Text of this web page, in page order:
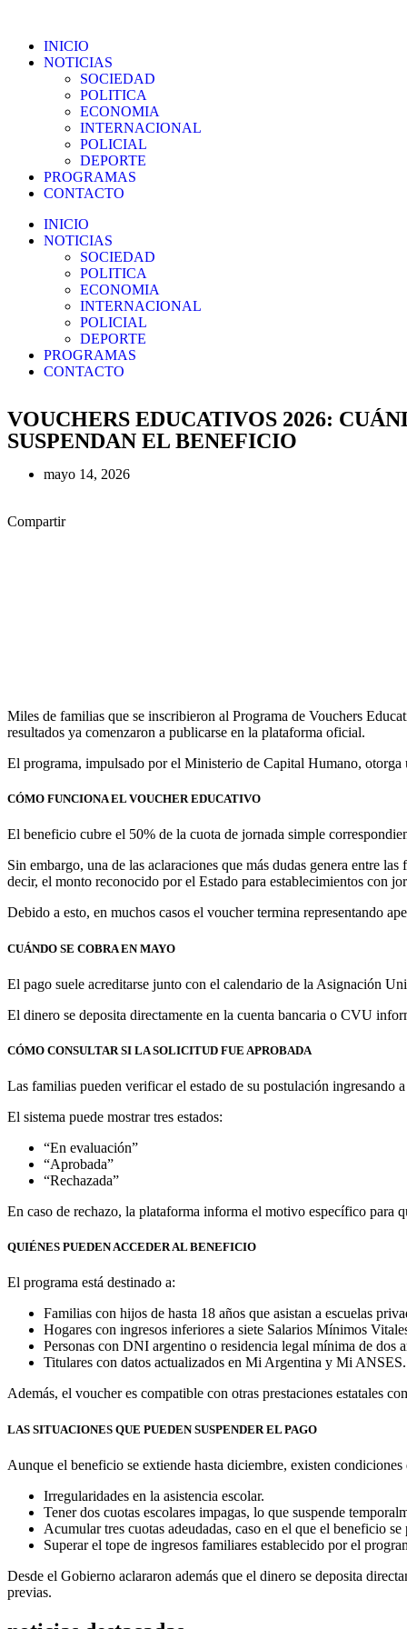
contenidoINICIO
NOTICIAS
SOCIEDAD
POLITICA
ECONOMIA
INTERNACIONAL
POLICIAL
DEPORTE
PROGRAMAS
CONTACTO
INICIO
NOTICIAS
SOCIEDAD
POLITICA
ECONOMIA
INTERNACIONAL
POLICIAL
DEPORTE
PROGRAMAS
CONTACTO
VOUCHERS EDUCATIVOS 2026:
SUSPENDAN EL BENEFICIO
mayo 14, 2026
Compartir
Miles de familias que se inscribieron al Programa de Vouchers
resultados ya comenzaron a publicarse en la plataforma oficial.
El programa, impulsado por el Ministerio de Capital Humano, otorga
CÓMO FUNCIONA EL VOUCHER EDUCATIVO
El beneficio cubre el 50% de la cuota de jornada simple
Sin embargo, una de las aclaraciones que más dudas genera entre
decir, el monto reconocido por el Estado para establecimientos con
Debido a esto, en muchos casos el voucher termina representando
CUÁNDO SE COBRA EN MAYO
El pago suele acreditarse junto con el calendario de la Asignación
El dinero se deposita directamente en la cuenta bancaria o CVU
CÓMO CONSULTAR SI LA SOLICITUD FUE APROBADA
Las familias pueden verificar el estado de su postulación
El sistema puede mostrar tres estados:
“En evaluación”
“Aprobada”
“Rechazada”
En caso de rechazo, la plataforma informa el motivo específico para
QUIÉNES PUEDEN ACCEDER AL BENEFICIO
El programa está destinado a:
Familias con hijos de hasta 18 años que asistan a escuelas
Hogares con ingresos inferiores a siete Salarios Mínimos
Personas con DNI argentino o residencia legal mínima de dos
Titulares con datos actualizados en Mi Argentina y Mi ANSES.
Además, el voucher es compatible con otras prestaciones estatales
LAS SITUACIONES QUE PUEDEN SUSPENDER EL PAGO
Aunque el beneficio se extiende hasta diciembre, existen
Irregularidades en la asistencia escolar.
Tener dos cuotas escolares impagas, lo que suspende
Acumular tres cuotas adeudadas, caso en el que el beneficio
Superar el tope de ingresos familiares establecido por el
Desde el Gobierno aclararon además que el dinero se deposita
previas.